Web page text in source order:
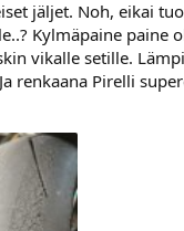
jäljet. Noh, eikai
Kylmäpaine paine
vikalle setille.
renkaana Pirelli